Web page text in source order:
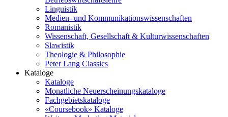
Linguistik
Medien- und Kommunikationswissenschaften
Romanistik
Wissenschaft, Gesellschaft & Kulturwissenschaften
Slawistik
Theologie & Philosophie
Peter Lang Classics
Kataloge
Kataloge
Monatliche Neuerscheinungskataloge
Fachgebietskataloge
«Coursebook» Kataloge